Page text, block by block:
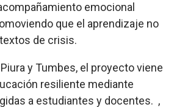
emocional
que el aprendizaje no
de crisis.
y Tumbes, el proyecto viene
resiliente mediante
a estudiantes y docentes. ,